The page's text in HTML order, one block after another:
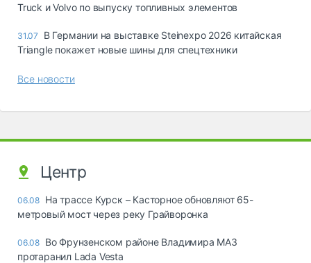
Truck и Volvo по выпуску топливных элементов
31.07
В Германии на выставке Steinexpo 2026 китайская
Triangle покажет новые шины для спецтехники
Все новости
Центр
06.08 На трассе Курск – Касторное обновляют 65-
метровый мост через реку Грайворонка
06.08 Во Фрунзенском районе Владимира МАЗ
протаранил Lada Vesta